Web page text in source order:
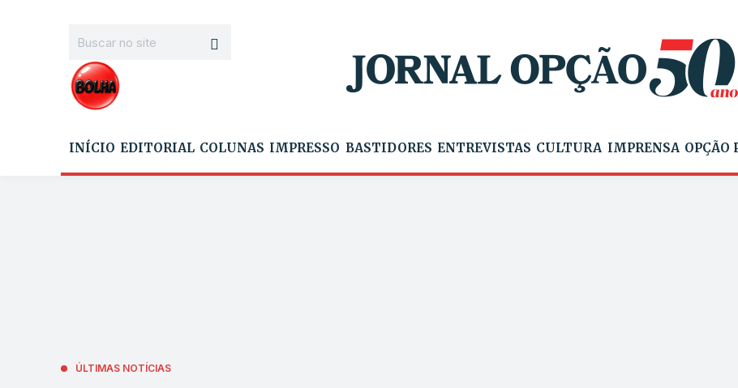
INÍCIO EDITORIAL COLUNAS IMPRESSO BASTIDORES ENTREVISTAS CULTURA IMPRENSA OPÇÃO
ÚLTIMAS NOTÍCIAS